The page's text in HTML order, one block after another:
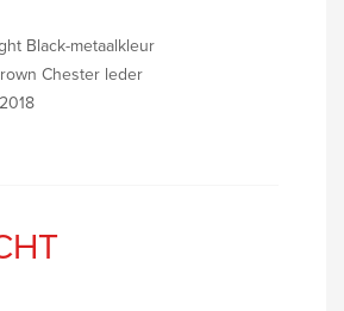
Black-metaalkleur
Chester leder